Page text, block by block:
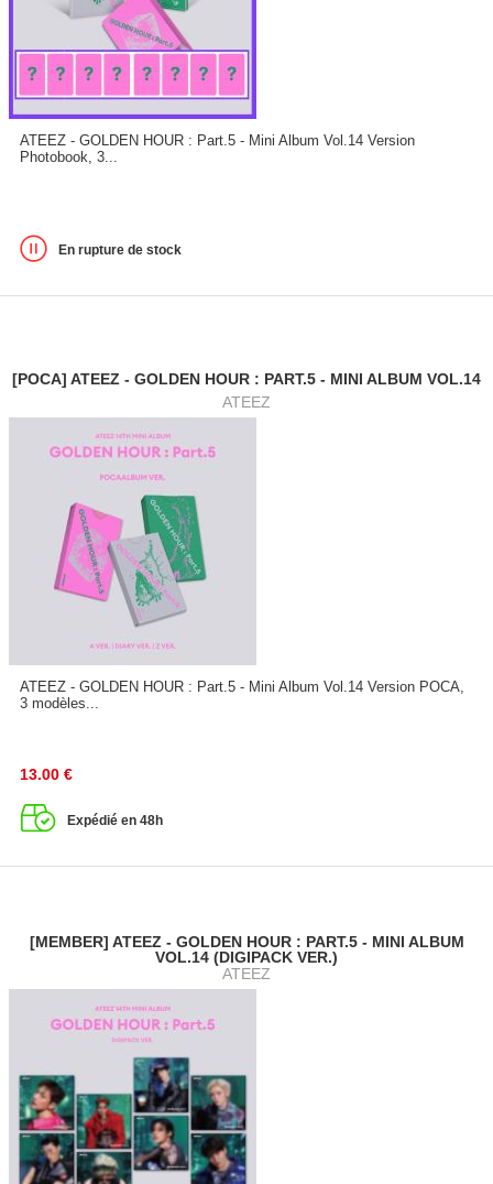
ATEEZ - GOLDEN HOUR : Part.5 - Mini Album Vol.14 Version
Photobook, 3...
En rupture de stock
[POCA] ATEEZ - GOLDEN HOUR : PART.5 - MINI ALBUM VOL.14
ATEEZ
ATEEZ - GOLDEN HOUR : Part.5 - Mini Album Vol.14 Version POCA,
3 modèles...
13.00 €
Expédié en 48h
[MEMBER] ATEEZ - GOLDEN HOUR : PART.5 - MINI ALBUM
VOL.14 (DIGIPACK VER.)
ATEEZ